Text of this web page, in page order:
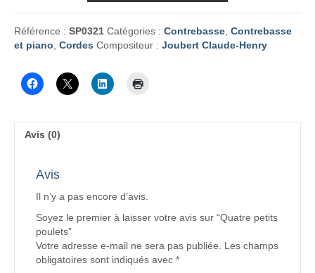
Référence : SP0321 Catégories : Contrebasse, Contrebasse
et piano, Cordes Compositeur : Joubert Claude-Henry
Avis (0)
Avis
Il n’y a pas encore d’avis.
Soyez le premier à laisser votre avis sur “Quatre petits
poulets”
Votre adresse e-mail ne sera pas publiée. Les champs
obligatoires sont indiqués avec *